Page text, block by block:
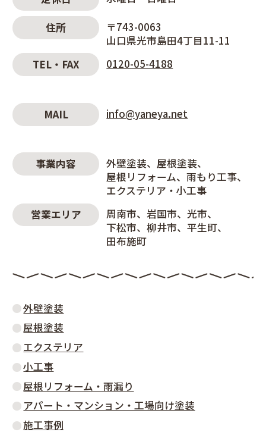
住所
〒743-0063
山口県光市島田4丁目11-11
TEL・FAX
0120-05-4188
MAIL info@yaneya.net
事業内容 外壁塗装
屋根塗装
屋根リフォーム
雨もり工事
エクステリア・小工事
営業エリア
周南市 岩国市
光市
下松市
柳井市
平生町
田布施町
外壁塗装
屋根塗装
エクステリア
小工事
屋根リフォーム・雨漏り
アパート・マンション・工場向け塗装
施工事例